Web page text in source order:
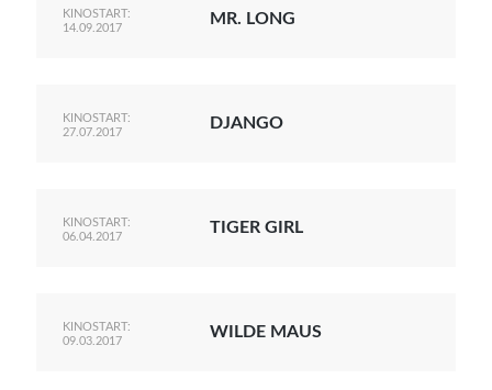
KINOSTART:
14.09.2017
MR. LONG
KINOSTART:
27.07.2017
DJANGO
KINOSTART:
06.04.2017
TIGER GIRL
KINOSTART:
09.03.2017
WILDE MAUS